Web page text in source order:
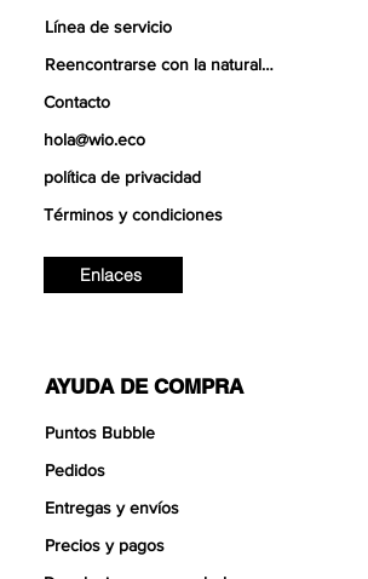
Línea de servicio
Reencontrarse con la naturaleza
Contacto
hola@wio.eco
política de privacidad
Términos y condiciones
Enlaces
AYUDA DE COMPRA
Puntos Bubble
Pedidos
Entregas y envíos
Precios y pagos